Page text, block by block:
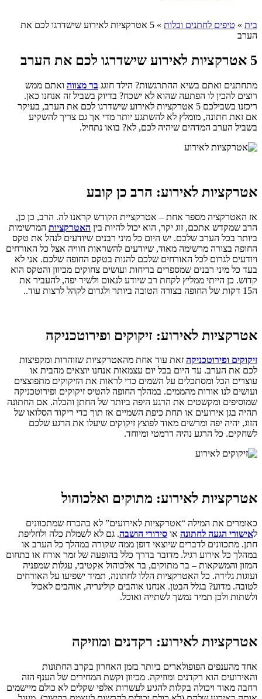
בית » טיפים לחתנים וכלות »
5 אטרקציות לאירוע שישדרגו לכם את
הערב
5 אטרקציות לאירוע שישדרגו לכם את הערב
מתחתנים ואתם בשיא ההתרגשות? הילד חוגג בר מצווה ואתם ממש
רוצים להכין לו הפתעה שהוא לא ישכח? בדיוק בשביל זה אנחנו כאן.
ריכזנו בשבילכם 5 אטרקציות לאירוע שישדרגו לכם את הערב, בעיקר
אם זאת חתונה, מומלץ לא להשתגע יותר מדי אך גם צריך להשקיע
בשביל הערב המדהים שיהיה לכם, לא? בואו נתחיל.
אטרקציות לאירוע: הרב כן קובע
אז האטרקציה מספר אחת – אטרקציית הקודש קראנו לה. הרב, כן כן,
הרב שמקדש אתכם, זוג יקר, הוא יכול להיות בין האטרקציות המרשימות
ביותר בכל הערב שלכם. יש היום כל מיני רבנים שיודעים לנהל את טקס
החופה בצורה מרשימה מאוד, שיודעים להשראות חוויה אצל כל האורחים
ויודעים לגרום לכל האורחים שלכם להנות בטקס החופה שלכם. אני לא
בעד כל מיני רבנים שמספרים בדיחות ועושים צחוקים מכיוון והטקס הוא
קדוש. כן הייתי ממליץ לקחת רב שיודע לנאום ולשיר יפה, להעביר את
ה15 דקות של החופה בצורה הטובה ביותר ולגרום לקהל לרצות עוד..
אטרקציות לאירוע: זיקוקים ופירוטכניקה
זיקוקים ופירוטכניקה זאת עוד אחת מהאטרקציות שזוהרות ומקפיצות
לכם את הערב. עד היום בכל יום עצמאות אנחנו יוצאים מהבית או
עוצרים הכל ומסתכלים על השמים כדי לראות את הזיקוקים מתפוצצים
ועושים לנו אורות מהממים. במהלך החופה להטיס זיקוקים ופירוטכניקה
שמוסיפים ומקשטים את הרגע היפה ביותר של החתן והכלה. אם החתונה
תהיה בגן אירועים או תחת כיפת השמיים אז תוך כדי ריקוד הסלואו של
הזוג, יהיה יפה ומרשים מאוד לפוצץ זיקוקים שיעלו את הרגע שלכם
לשחקים. כל הרגע נהיה דרמטי ומיוחד.
אטרקציות לאירוע: מתוקים ואלכוהול
כאומרים את המילה “אטרקציות לאירועים” לא בהכרח שמתכוונים
לאישורי הגעה לחתונה או סידורי הושבה. גם לא לשמלת כלה ולחליפת
חתן. מתכוונים לדברים שיוצאי דופן ממה שקורה במהלך כל הערב או
במהלך כל אירוע רגיל. מדובר בדרך כלל בהופעה של זמר אורח או בתחום
המזון והמשקאות – בר מתוקים, בר אלכוהול אקטיבי, עגלות שמפניה
ועוגות גלידה. כל האטרקציות הללו לחתונה, תמיד ישפיעו על האורחים
לטובה. מדוע? בגלל הבטן. אנחנו אוהבים קולינריה, אוהבים לאכול
ולשתות ולכן תמיד נמשך לשתייה ואוכל.
אטרקציות לאירוע: רקדנים ומוזיקה
אחד מהענפים הפופולארים ביותר בזמן האחרון בקרב החתונות
והאירועים הוא רקדנים ומוזיקה. מכיוון וקשת המחירים של הענף הזה
רחבה מאוד ויכולה בקלות להגיע לעשרות אלפי שקלים לא כולם מיישמים